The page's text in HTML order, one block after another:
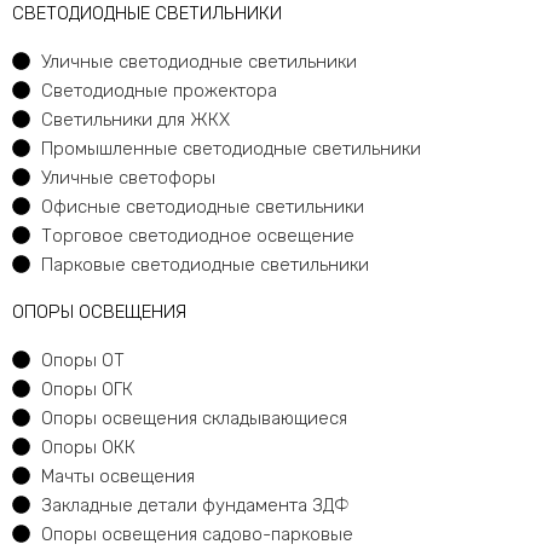
CВЕТОДИОДНЫЕ СВЕТИЛЬНИКИ
Уличные светодиодные светильники
Светодиодные прожектора
Светильники для ЖКХ
Промышленные светодиодные светильники
Уличные светофоры
Офисные светодиодные светильники
Торговое светодиодное освещение
Парковые светодиодные светильники
ОПОРЫ ОСВЕЩЕНИЯ
Опоры ОТ
Опоры ОГК
Опоры освещения складывающиеся
Опоры ОКК
Мачты освещения
Закладные детали фундамента ЗДФ
Опоры освещения садово-парковые